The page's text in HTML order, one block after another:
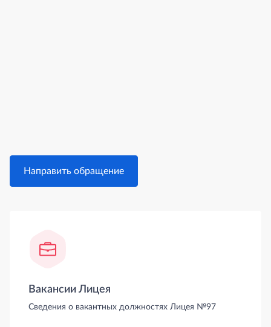
Направить обращение
Вакансии Лицея
Сведения о вакантных должностях Лицея №97